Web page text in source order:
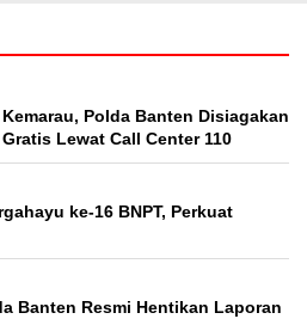
Polda Banten Disiagakan
Lewat Call Center 110
ke-16 BNPT, Perkuat
Banten Resmi Hentikan Laporan